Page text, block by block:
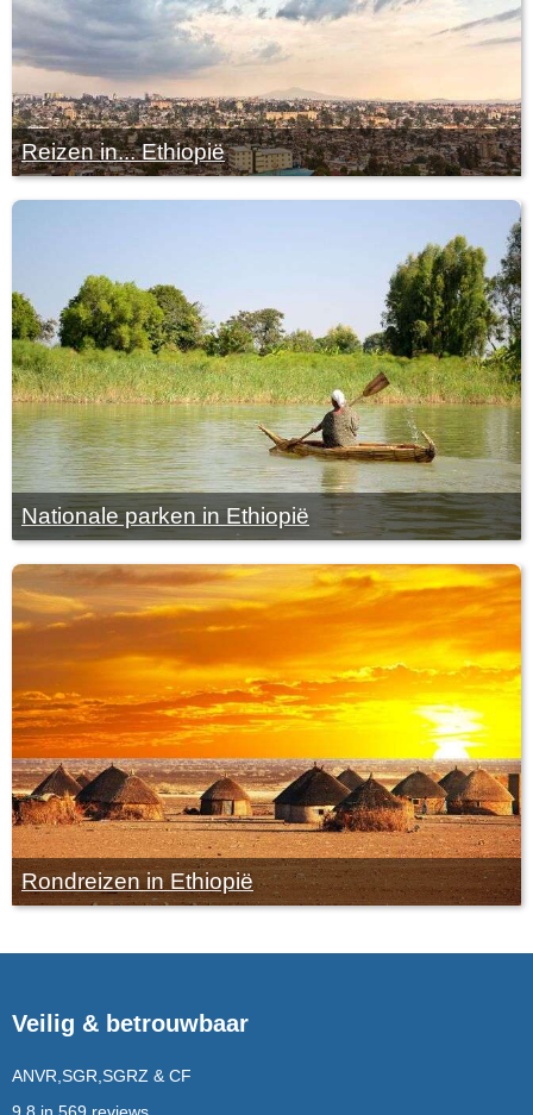
Reizen in... Ethiopië
Nationale parken in Ethiopië
Rondreizen in Ethiopië
Veilig & betrouwbaar
ANVR,SGR,SGRZ & CF
9,8 in 569 reviews